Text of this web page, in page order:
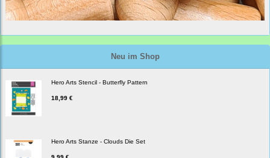
Neu im Shop
Hero Arts Stencil - Butterfly Pattern
18,99 €
Hero Arts Stanze - Clouds Die Set